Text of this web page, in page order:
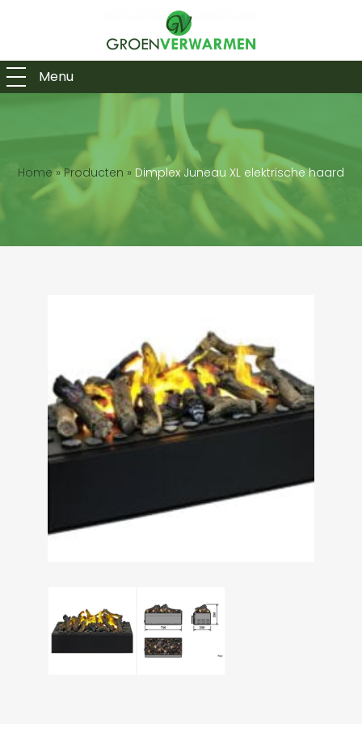
Menu
Home»Producten » Dimplex Juneau XL elektrische haard